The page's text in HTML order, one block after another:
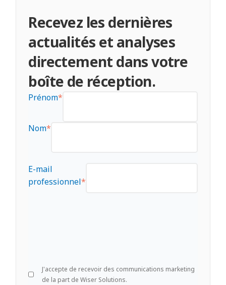
Recevez les dernières
actualités et analyses
directement dans votre
boîte de réception.
Prénom*
Nom*
E-mail
professionnel*
J'accepte de recevoir des communications marketing
de la part de Wiser Solutions.